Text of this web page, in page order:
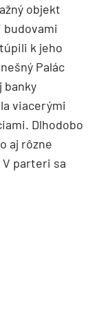
objekt
budovami
k jeho
Palác
banky
viacerými
Dlhodobo
aj rôzne
parteri sa